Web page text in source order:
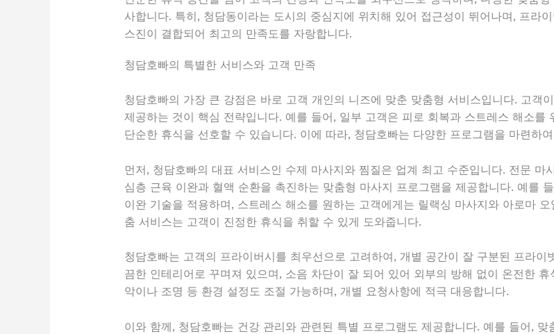
사합니다. 특히, 청담동이라는 도시의 중심지에 위치해 있어 접근성이 뛰어나며, 프라
스진이 결합되어 최고의 만족도를 자랑합니다.
청담호빠의 특별한 서비스와 고객 만족
청담호빠의 가장 큰 강점은 바로 고객 개인의 니즈에 맞춘 맞춤형 서비스입니다. 고객
제공하는 것이 핵심 전략입니다. 예를 들어, 일부 고객은 피로 회복과 스트레스 해소를
단순한 휴식을 선호할 수 있습니다. 이에 따라, 청담호빠는 다양한 프로그램을 마련하
먼저, 청담호빠의 대표 서비스인 수제 마사지와 찜질은 업계 최고 수준입니다. 전문 마
심층 근육 이완과 혈액 순환을 촉진하는 맞춤형 마사지 프로그램을 제공합니다. 예를
이완 기술을 적용하며, 스트레스 해소를 원하는 고객에게는 릴랙싱 마사지와 아로마
춤 서비스는 고객이 진정한 휴식을 취할 수 있게 도와줍니다.
청담호빠는 고객의 프라이버시를 최우선으로 고려하여, 개별 공간이 잘 구분된 프라
끔한 인테리어로 꾸며져 있으며, 소음 차단이 잘 되어 있어 외부의 방해 없이 온전한
악이나 조명 등 환경 설정도 조절 가능하며, 개별 요청사항에 적극 대응합니다.
이와 함께, 청담호빠는 건강 관리와 관련된 특별 프로그램도 제공합니다. 예를 들어,